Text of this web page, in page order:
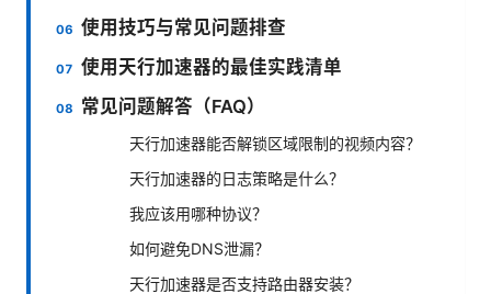
使用技巧与常见问题排查
使用天行加速器的最佳实践清单
常见问题解答（FAQ）
天行加速器能否解锁区域限制的视频内容？
天行加速器的日志策略是什么？
我应该用哪种协议？
如何避免DNS泄漏？
天行加速器是否支持路由器安装？